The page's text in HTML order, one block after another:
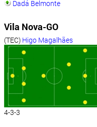
Dadá Belmonte
Vila Nova-GO
(TEC) Higo Magalhães
4-3-3